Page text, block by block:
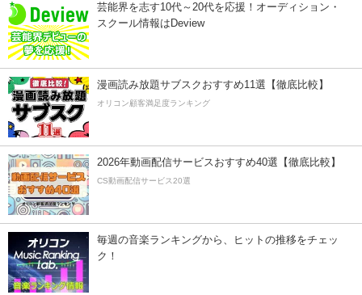
芸能界を志す10代～20代を応援！オーディション・
スクール情報はDeview
漫画読み放題サブスクおすすめ11選【徹底比較】
オリコン顧客満足度ランキング
2026年動画配信サービスおすすめ40選【徹底比較】
CS動画配信サービス20選
毎週の音楽ランキングから、ヒットの推移をチェッ
ク！